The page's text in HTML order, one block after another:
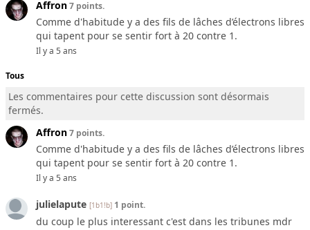
Affron7 points.
Comme d'habitude y a des fils de lâches d’électrons libres
qui tapent pour se sentir fort à 20 contre 1.
Il y a 5 ans
Tous
Les commentaires pour cette discussion sont désormais
fermés.
Affron7 points.
Comme d'habitude y a des fils de lâches d’électrons libres
qui tapent pour se sentir fort à 20 contre 1.
Il y a 5 ans
julielapute [1b1!b] 1 point.
du coup le plus interessant c'est dans les tribunes mdr